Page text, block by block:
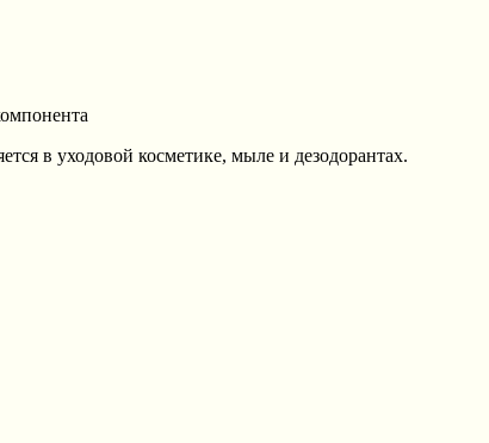
в уходовой косметике, мыле и дезодорантах.